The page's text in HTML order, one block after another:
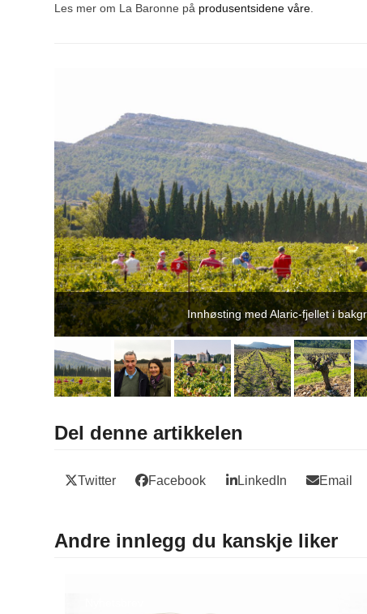
Les mer om La Baronne på produsentsidene våre
Innhøsting med Alaric-fjellet i
Del denne artikkelen
Twitter Facebook LinkedIn Email
Andre innlegg du kanskje liker